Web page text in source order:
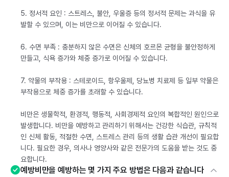
5. 정서적 요인 : 스트레스, 불안, 우울증 등의 정서적 문제는 과식을 유
발할 수 있으며, 이는 비만으로 이어질 수 있습니다.
6. 수면 부족 : 충분하지 않은 수면은 신체의 호르몬 균형을 불안정하게
만들고, 식욕 증가와 체중 증가로 이어질 수 있습니다.
7. 약물의 부작용 : 스테로이드, 항우울제, 당뇨병 치료제 등 일부 약물은
부작용으로 체중 증가를 초래할 수 있습니다.
비만은 생물학적, 환경적, 행동적, 사회경제적 요인의 복합적인 원인으로
발생합니다. 비만을 예방하고 관리하기 위해서는 건강한 식습관, 규칙적
인 신체 활동, 적절한 수면, 스트레스 관리 등의 생활 습관 개선이 필요합
니다. 필요한 경우, 의사나 영양사와 같은 전문가의 도움을 받는 것도 중
요합니다.
예방비만을 예방하는 몇 가지 주요 방법은 다음과 같습니다